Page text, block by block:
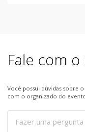
Fale com
Você possui dúvidas sobre
com o organizado do